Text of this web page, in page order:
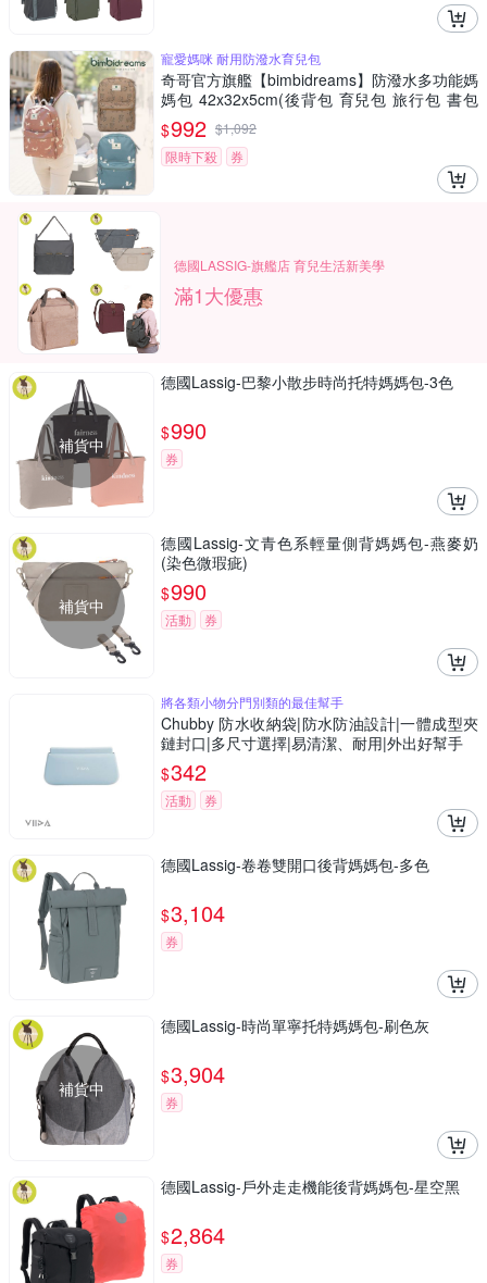
寵愛媽咪 耐用防潑水育兒包
奇哥官方旗艦【bimbidreams】防潑水多功能媽
媽包 42x32x5cm(後背包 育兒包 旅行包 書包
外出包)
$992 $1,092
限時下殺
券
德國LASSIG-旗艦店 育兒生活新美學
滿1大優惠
補貨中
德國Lassig-巴黎小散步時尚托特媽媽包-3色
$990
券
補貨中
德國Lassig-文青色系輕量側背媽媽包-燕麥奶
(染色微瑕疵)
$990
活動 券
將各類小物分門別類的最佳幫手
Chubby 防水收納袋|防水防油設計|一體成型夾
鏈封口|多尺寸選擇|易清潔、耐用|外出好幫手
$342
活動 券
德國Lassig-卷卷雙開口後背媽媽包-多色
$3,104
券
補貨中
德國Lassig-時尚單寧托特媽媽包-刷色灰
$3,904
券
德國Lassig-戶外走走機能後背媽媽包-星空黑
$2,864
券